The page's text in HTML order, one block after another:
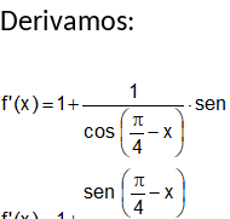
Derivamos: